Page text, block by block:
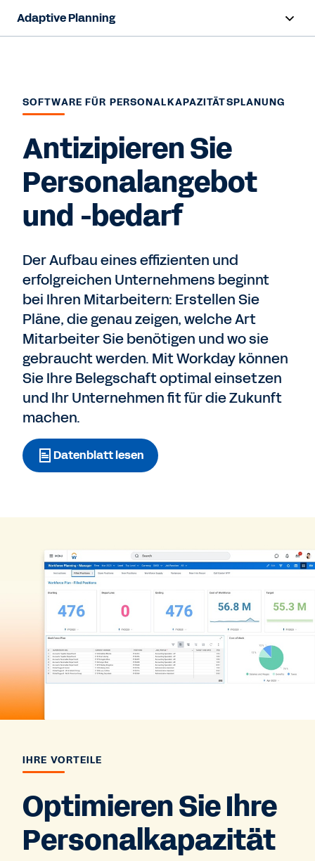
Adaptive Planning
Funktionen
Vorteile
Branchen
Ressourcen
Kostenfreie Testversion
SOFTWARE FÜR PERSONALKAPAZITÄTSPLANUNG
Antizipieren Sie
Personalangebot
und -bedarf
Der Aufbau eines effizienten und
erfolgreichen Unternehmens beginnt
bei Ihren Mitarbeitern: Erstellen Sie
Pläne, die genau zeigen, welche Art
Mitarbeiter Sie benötigen und wo sie
gebraucht werden. Mit Workday können
Sie Ihre Belegschaft optimal einsetzen
und Ihr Unternehmen fit für die Zukunft
machen.
Datenblatt lesen
IHRE VORTEILE
Optimieren Sie Ihre
Personalkapazität